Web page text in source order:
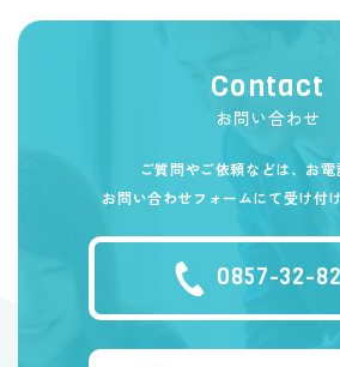
Contact
お問い合わせ
ご質問やご依頼などは、お電
お問い合わせフォームにて受け付
0857-32-